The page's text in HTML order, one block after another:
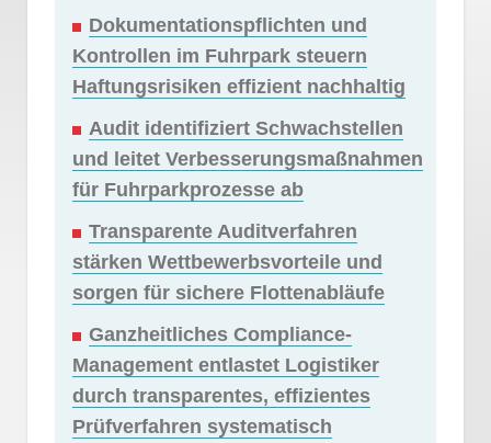
Dokumentationspflichten und
Kontrollen im Fuhrpark steuern
Haftungsrisiken effizient nachhaltig
Audit identifiziert Schwachstellen
und leitet Verbesserungsmaßnahmen
für Fuhrparkprozesse ab
Transparente Auditverfahren
stärken Wettbewerbsvorteile und
sorgen für sichere Flottenabläufe
Ganzheitliches Compliance-
Management entlastet Logistiker
durch transparentes, effizientes
Prüfverfahren systematisch